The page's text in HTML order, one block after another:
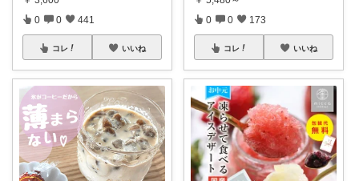
0 0 441
コレ いいね
0 0 173
コレ いいね